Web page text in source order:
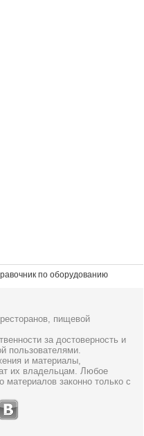
по оборудованию
пищевой
за достоверность и
пользователями.
и материалы,
их владельцам. Любое
материалов законно только с